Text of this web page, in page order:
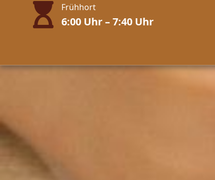
Frühhort
6:00 Uhr – 7:40 Uhr